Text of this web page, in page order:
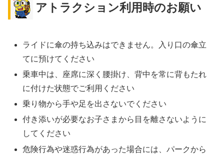
アトラクション利用時のお願い
ライドに傘の持ち込みはできません。入り口の傘立
てに預けてください
乗車中は、座席に深く腰掛け、背中を常に背もたれ
に付けた状態でご利用ください
乗り物から手や足を出さないでください
付き添いが必要なお子さまから目を離さないように
してください
危険行為や迷惑行為があった場合には、パークから